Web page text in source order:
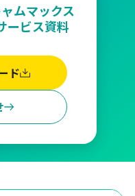
ムマックス
ービス資料
ド